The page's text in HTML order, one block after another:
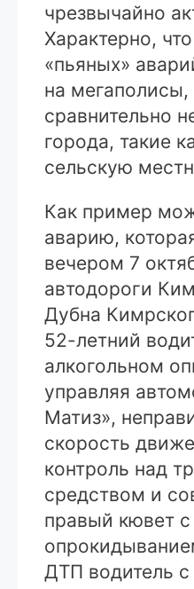
чрезвычайно
Характерно,
«пьяных»
на мегаполисы,
сравнительно
города, такие
сельскую
Как пример
аварию,
вечером 7
автодороги
Дубна
52-летний
алкогольном
управляя
Матиз»,
скорость
контроль над
средством и
правый кювет
ДТП водитель